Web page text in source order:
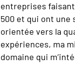
entreprises
500 et qui ont une
orientée vers la
expériences, ma
domaine qui